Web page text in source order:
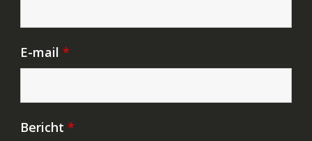
E-mail *
Bericht *